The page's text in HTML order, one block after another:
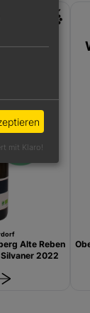
der
Alte Reben
2022
mit Klaro!